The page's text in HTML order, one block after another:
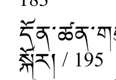
སྐོར། / 195